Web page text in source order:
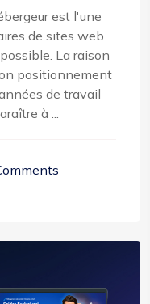
est l'une
de sites web
La raison
positionnement
de travail
à ...